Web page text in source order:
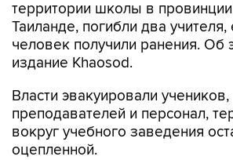
территории школы в
Таиланде, погибли два
человек получили ранения. Об
издание Khaosod.
Власти эвакуировали учеников,
преподавателей и персонал,
вокруг учебного заведения
оцепленной.